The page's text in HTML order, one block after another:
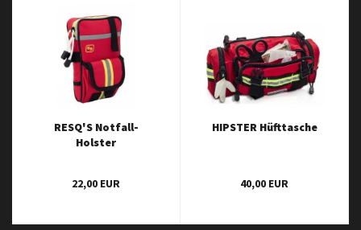
RESQ'S Notfall-
Holster
22,00 EUR
HIPSTER Hüfttasche
40,00 EUR